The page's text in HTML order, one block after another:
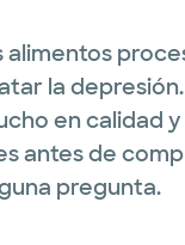
la depresión.
en calidad y
antes de
pregunta.